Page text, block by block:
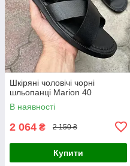
Шкіряні чоловічі чорні
шльопанці Marion 40
В наявності
2 064 ₴ 2 150 ₴
Купити